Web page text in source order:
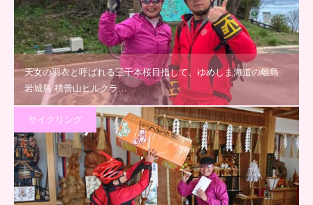
天女の羽衣と呼ばれる三千本桜目指して、ゆめしま海道の離島
岩城島 積善山ヒルクラ…
サイクリング